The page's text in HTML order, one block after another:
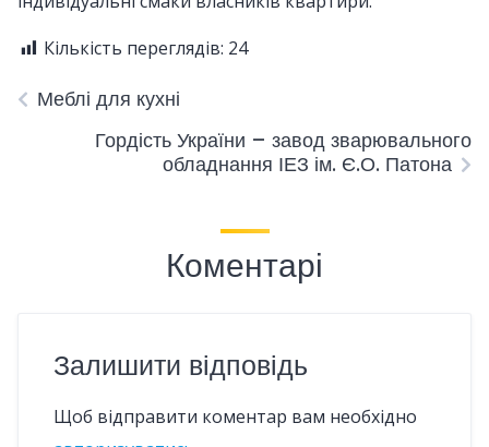
Кількість переглядів: 24
Меблі для кухні
Гордість України – завод зварювального
обладнання ІЕЗ ім. Є.О. Патона
Коментарі
Залишити відповідь
Щоб відправити коментар вам необхідно